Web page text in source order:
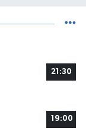
21:30
19:00